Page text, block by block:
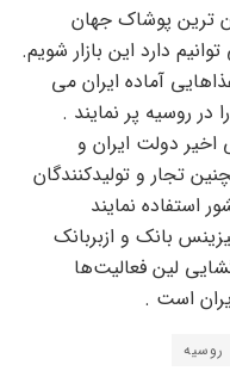
ترین پوشاک جهان
دارد این بازار شویم.
آماده ایران می
در روسیه پر نمایند .
اخیر دولت ایران و
تجار و تولیدکنندگان
استفاده نمایند
بانک و ازبربانک
لین فعالیت‌ها
است .
روسیه